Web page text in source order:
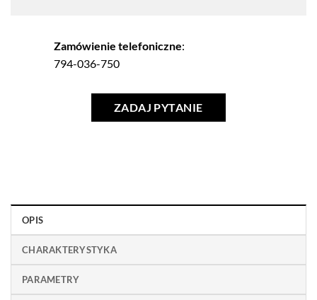
Zamówienie telefoniczne:
794-036-750
ZADAJ PYTANIE
OPIS
CHARAKTERYSTYKA
PARAMETRY